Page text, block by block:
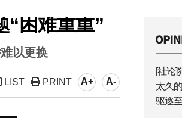
“困难重重”
以更换
LIST PRINT A+ A-
[社论]
太久
驱逐